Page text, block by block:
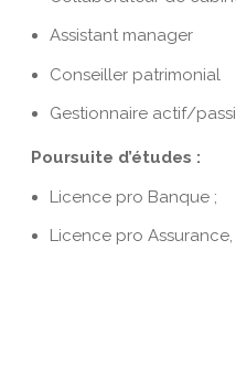
Assistant manager
Conseiller patrimonial
Gestionnaire actif/
Poursuite d’études :
Licence pro Banque ;
Licence pro